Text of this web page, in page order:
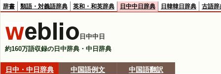
辞書 類語・対義語辞典 英和・和英辞典 日中中日辞典 日韓韓日辞典 古語辞
日中中日
約160万語収録の日中辞典・中日辞典
日中・中日辞典 中国語例文 中国語翻訳